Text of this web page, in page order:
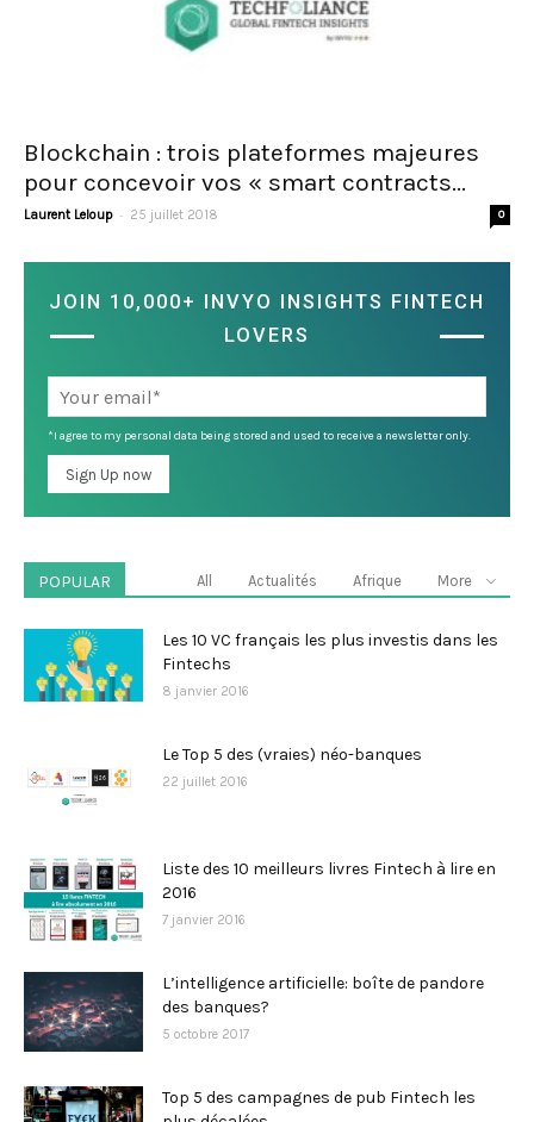
Blockchain : trois plateformes majeures
pour concevoir vos « smart contracts...
Laurent Leloup - 25 juillet 2018 0
JOIN 10,000+ INVYO INSIGHTS FINTECH
LOVERS
*I agree to my personal data being stored and used to receive a newsletter only.
POPULAR All Actualités Afrique More
Les 10 VC français les plus investis dans les
Fintechs
8 janvier 2016
Le Top 5 des (vraies) néo-banques
22 juillet 2016
Liste des 10 meilleurs livres Fintech à lire en
2016
7 janvier 2016
L’intelligence artificielle: boîte de pandore
des banques?
5 octobre 2017
Top 5 des campagnes de pub Fintech les